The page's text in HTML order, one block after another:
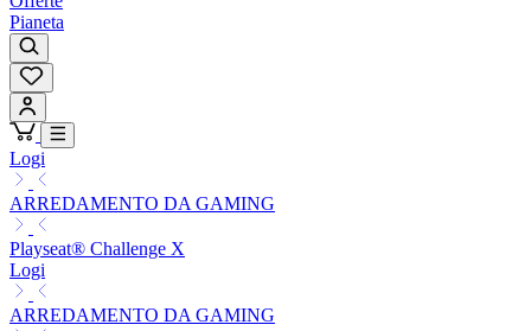
Pianeta
Logi
ARREDAMENTO DA GAMING
Playseat® Challenge X
Logi
ARREDAMENTO DA GAMING